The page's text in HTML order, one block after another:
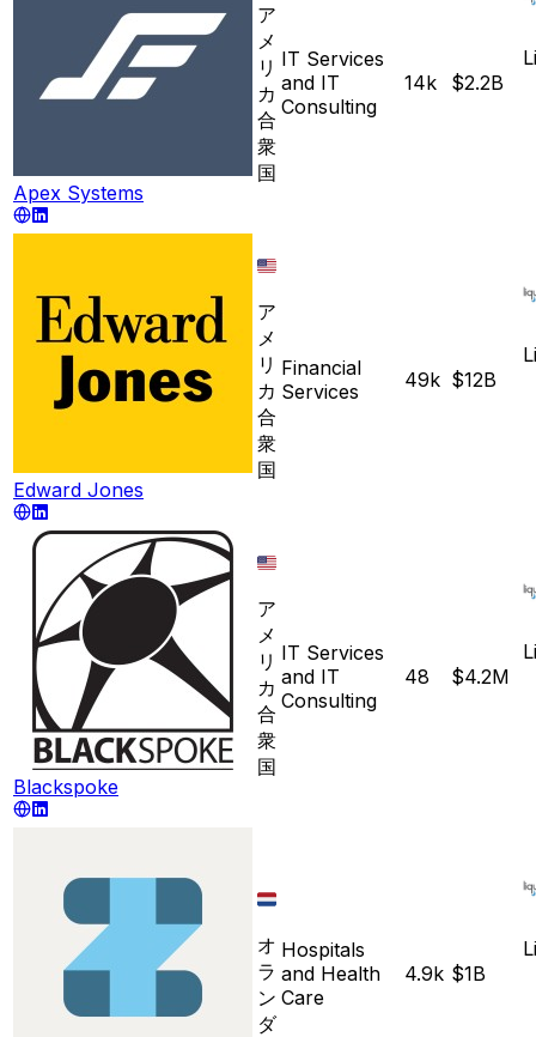
Apex Systems
ア
メ
リ
カ
合
衆
国
IT Services
and IT
Consulting
14k $2.2B
Edward Jones
ア
メ
リ
カ
合
衆
国
Financial
Services
49k $12B
Blackspoke
ア
メ
リ
カ
合
衆
国
IT Services
and IT
Consulting
48 $4.2M
オ
ラ
ン
ダ
Hospitals
and Health
Care
4.9k $1B